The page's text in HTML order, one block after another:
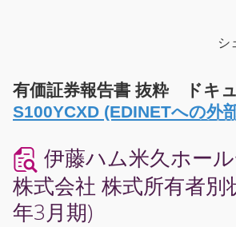
シ
有価証券報告書 抜粋 ドキ
S100YCXD (EDINETへの外
伊藤ハム米久ホー
株式会社 株式所有者別
年3月期)